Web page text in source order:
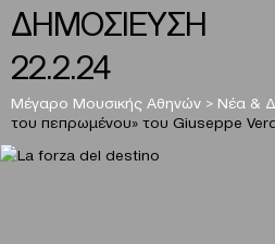
ΔΗΜΟΣΙΕΥΣΗ
22.2.24
Μέγαρο Μουσικής Αθηνών > Νέα &
του πεπρωμένου» του Giuseppe